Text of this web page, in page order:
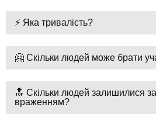
⚡ Яка тривалість?
🤗 Скільки людей може брати
🔝 Скільки людей залишилися
враженням?